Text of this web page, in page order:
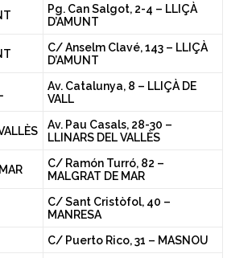
Pg. Can Salgot, 2-4 – LLIÇÀ
D’AMUNT
C/ Anselm Clavé, 143 – LLIÇÀ
D’AMUNT
Av. Catalunya, 8 – LLIÇÀ DE
VALL
Av. Pau Casals, 28-30 –
LLINARS DEL VALLÈS
C/ Ramón Turró, 82 –
MALGRAT DE MAR
C/ Sant Cristòfol, 40 –
MANRESA
C/ Puerto Rico, 31 – MASNOU